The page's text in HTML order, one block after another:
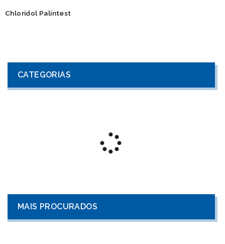
Chloridol Palintest
CATEGORIAS
MAIS PROCURADOS